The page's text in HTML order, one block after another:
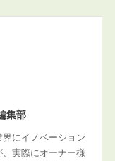
集部
にイノベーション
実際にオーナー様